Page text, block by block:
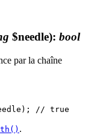
$needle): bool
par la chaîne
.